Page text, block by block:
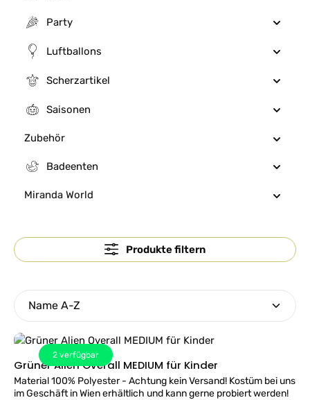
Party
Luftballons
Scherzartikel
Saisonen
Zubehör
Badeenten
Miranda World
Produkte filtern
2 verfügbar
Grüner Alien Overall MEDIUM für Kinder
Material 100% Polyester - Achtung kein Versand! Kostüm bei uns
im Geschäft in Wien erhältlich und kann gerne probiert werden!